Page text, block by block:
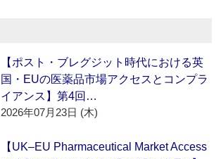
【ポスト・ブレグジット時代における英
国・EUの医薬品市場アクセスとコンプラ
イアンス】第4回…
2026年07月23日 (木)
【UK–EU Pharmaceutical Market Access